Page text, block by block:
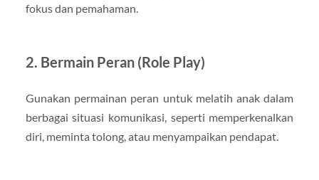
fokus dan pemahaman.
2. Bermain Peran (Role Play)
Gunakan permainan peran untuk melatih anak dalam
berbagai situasi komunikasi, seperti memperkenalkan
diri, meminta tolong, atau menyampaikan pendapat.